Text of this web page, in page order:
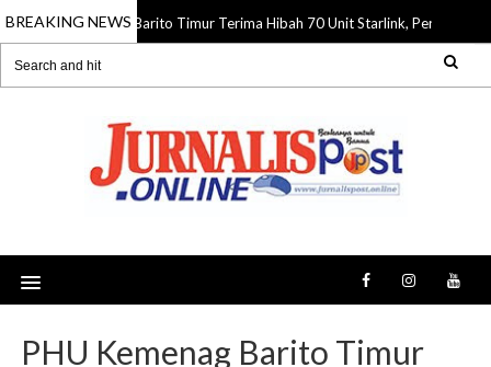
BREAKING NEWS
06 Aug 2026 Barito Timur Terima Hibah 70 Unit Starlink, Perkuat
PHU Kemenag Barito Timur